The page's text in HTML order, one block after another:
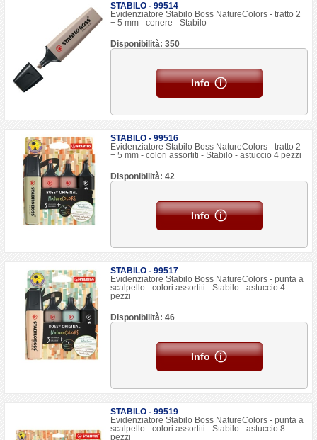
STABILO - 99514
Evidenziatore Stabilo Boss NatureColors - tratto 2
+ 5 mm - cenere - Stabilo
Disponibilità: 350
Info
STABILO - 99516
Evidenziatore Stabilo Boss NatureColors - tratto 2
+ 5 mm - colori assortiti - Stabilo - astuccio 4 pezzi
Disponibilità: 42
Info
STABILO - 99517
Evidenziatore Stabilo Boss NatureColors - punta a
scalpello - colori assortiti - Stabilo - astuccio 4
pezzi
Disponibilità: 46
Info
STABILO - 99519
Evidenziatore Stabilo Boss NatureColors - punta a
scalpello - colori assortiti - Stabilo - astuccio 8
pezzi